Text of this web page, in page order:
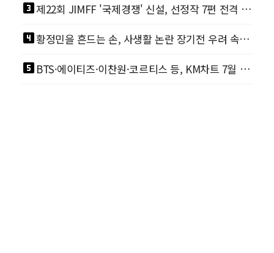
looks_3 제22회 JIMFF '국제경쟁' 신설, 선정작 7편 전격 공개
looks_4 황정민을 흔드는 손, 사생활 논란 장기전 우려 속 영화계도 리스크
looks_5 BTS·에이티즈·이찬원·코르티스 등, KM차트 7월 월간 정상